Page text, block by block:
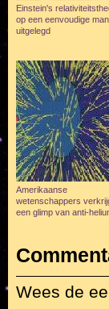
Einstein's
op een eenvoudige
uitgelegd
Amerikaanse
wetenschappers
een glimp van anti-
Wees de